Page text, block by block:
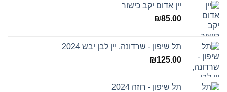
יין אדום יקב כישור
₪85.00
תל שיפון - שרדונה, יין לבן יבש 2024
₪125.00
תל שיפון - רוזה 2024